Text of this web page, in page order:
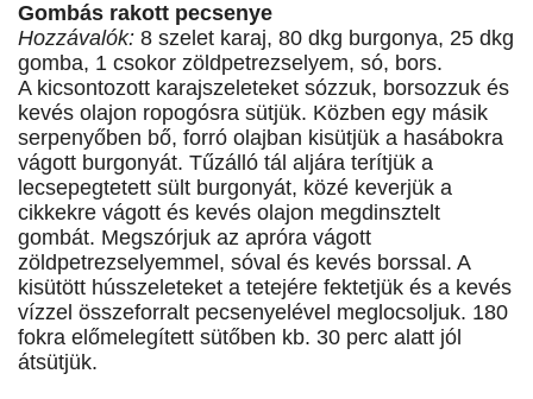
Gombás rakott pecsenye
Hozzávalók: 8 szelet karaj, 80 dkg burgonya, 25 dkg
gomba, 1 csokor zöldpetrezselyem, só, bors.
A kicsontozott karajszeleteket sózzuk, borsozzuk és
kevés olajon ropogósra sütjük. Közben egy másik
serpenyőben bő, forró olajban kisütjük a hasábokra
vágott burgonyát. Tűzálló tál aljára terítjük a
lecsepegtetett sült burgonyát, közé keverjük a
cikkekre vágott és kevés olajon megdinsztelt
gombát. Megszórjuk az apróra vágott
zöldpetrezselyemmel, sóval és kevés borssal. A
kisütött hússzeleteket a tetejére fektetjük és a kevés
vízzel összeforralt pecsenyelével meglocsoljuk. 180
fokra előmelegített sütőben kb. 30 perc alatt jól
átsütjük.